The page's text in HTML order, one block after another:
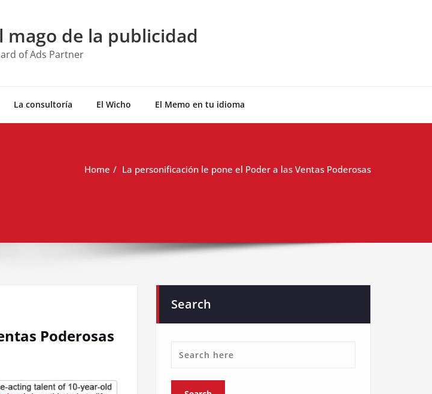
mago de la publicidad
of Ads Partner
La consultoría El Wicho El Memo en tu idioma
Home La personificación le pone el Poder a las Ventas Poderosas
Poderosas
Search